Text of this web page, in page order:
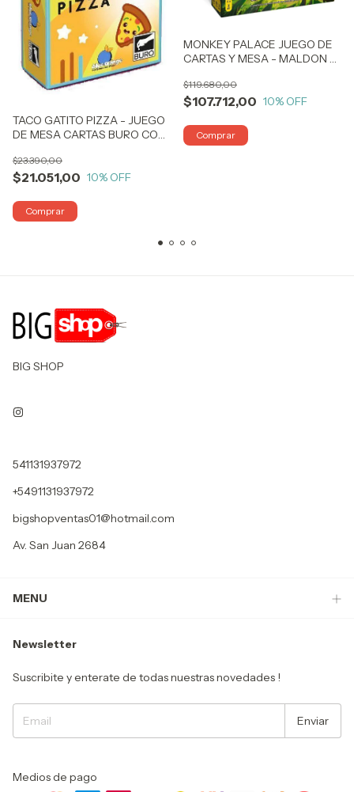
TACO GATITO PIZZA - JUEGO
DE MESA CARTAS BURO COD
$21.051,00
$23.390,00
10% OFF
MONKEY PALACE JUEGO DE
CARTAS Y MESA - MALDON -
$107.712,00
$119.680,00
10% OFF
BIG SHOP
541131937972
+5491131937972
bigshopventas01@hotmail.com
Av. San Juan 2684
MENU
Newsletter
Suscribite y enterate de todas nuestras novedades !
Medios de pago